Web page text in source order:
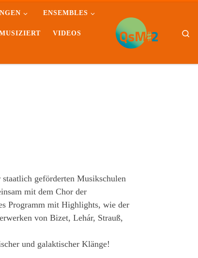
ENSEMBLES
VIDEOS
geförderten Musikschulen
mit dem Chor der
Programm mit Highlights, wie der
von Bizet, Lehár, Strauß,
und galaktischer Klänge!